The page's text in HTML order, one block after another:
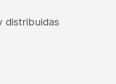
distribuidas